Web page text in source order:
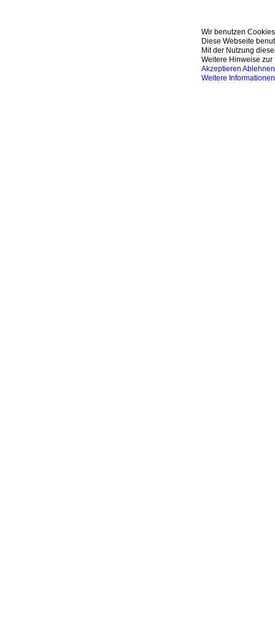
Wir benutzen Cookies
Diese Webseite
Mit der Nutzung
Weitere Hinweise zur
Akzeptieren Ablehnen
Weitere Informationen